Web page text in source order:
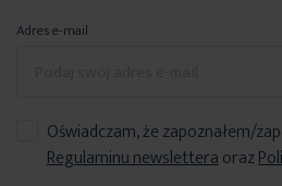
Adres e-mail
Oświadczam, że zapoznałem/
Regulaminu newsletteraoraz